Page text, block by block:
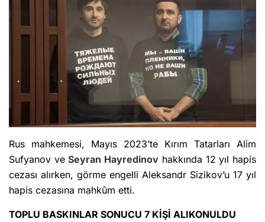
Rus mahkemesi, Mayıs 2023’te Kırım Tatarları Alim
Sufyanov veSeyran Hayredinov hakkında 12 yıl hapis
cezası alırken, görme engelli Aleksandr Sizikov’u 17 yıl
hapis cezasına mahkûm etti.
TOPLU BASKINLAR SONUCU 7 KİŞİ ALIKONULDU